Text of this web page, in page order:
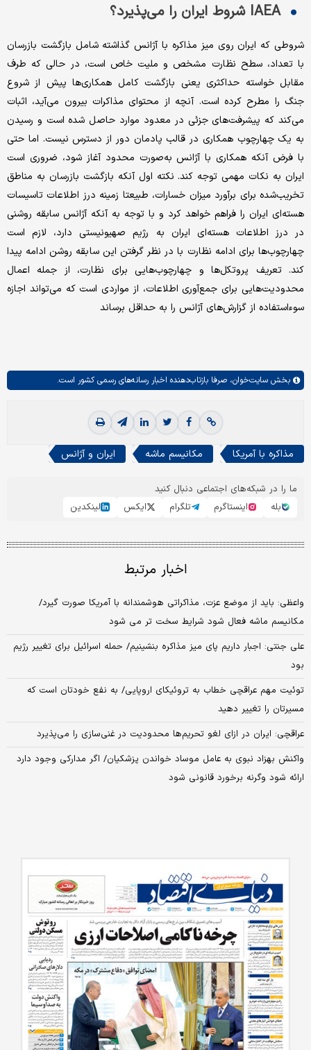
IAEA شروط ایران را می‌پذیرد؟
شروطی که ایران روی میز مذاکره با آژانس گذاشته شامل بازگشت بازرسان
با تعداد، سطح نظارت مشخص و ملیت خاص است، در حالی که طرف
مقابل خواسته حداکثری یعنی بازگشت کامل همکاری‌ها پیش از شروع
جنگ را مطرح کرده است. آنچه از محتوای مذاکرات بیرون می‌آید، اثبات
می‌کند که پیشرفت‌های جزئی در معدود موارد حاصل شده است و رسیدن
به یک چهارچوب همکاری در قالب پادمان دور از دسترس نیست. اما حتی
با فرض آنکه همکاری با آژانس به‌صورت محدود آغاز شود، ضروری است
ایران به نکات مهمی توجه کند. نکته اول آنکه بازگشت بازرسان به مناطق
تخریب‌شده برای برآورد میزان خسارات، طبیعتا زمینه درز اطلاعات تاسیسات
هسته‌ای ایران را فراهم خواهد کرد و با توجه به آنکه آژانس سابقه روشنی
در درز اطلاعات هسته‌ای ایران به رژیم صهیونیستی دارد، لازم است
چهارچوب‌ها برای ادامه نظارت با در نظر گرفتن این سابقه روشن ادامه پیدا
کند. تعریف پروتکل‌ها و چهارچوب‌هایی برای نظارت، از جمله اعمال
محدودیت‌هایی برای جمع‌آوری اطلاعات، از مواردی است که می‌تواند اجازه
سوءاستفاده از گزارش‌های آژانس را به حداقل برساند
بخش سایت‌خوان، صرفا بازتاب‌دهنده اخبار رسانه‌های رسمی کشور است.
مذاکره با آمریکا مکانیسم ماشه ایران و آژانس
ما را در شبکه‌های اجتماعی دنبال کنید
بله
اینستاگرم تلگرام ایکس لینکدین
اخبار مرتبط
واعظی: باید از موضع عزت، مذاکراتی هوشمندانه با آمریکا صورت گیرد/
مکانیسم ماشه فعال شود شرایط سخت تر می شود
علی جنتی: اجبار داریم پای میز مذاکره بنشینیم/ حمله اسرائیل برای تغییر رژیم
بود
توئیت مهم عراقچی خطاب به تروئیکای اروپایی/ به نفع خودتان است که
مسیرتان را تغییر دهید
عراقچی: ایران در ازای لغو تحریم‌ها محدودیت‌ در غنی‌سازی را می‌پذیرد
واکنش بهزاد نبوی به عامل موساد خواندن پزشکیان/ اگر مدارکی وجود دارد
ارائه شود وگرنه برخورد قانونی شود